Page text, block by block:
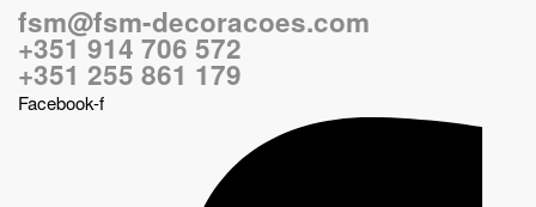
fsm@fsm-decoracoes.com
+351 914 706 572
+351 255 861 179
Facebook-f